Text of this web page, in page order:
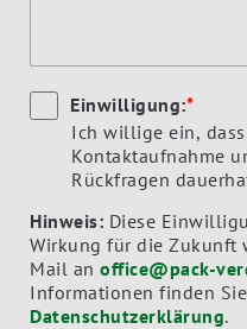
Einwilligung:*
Ich willige ein,
Kontaktaufnahme
Rückfragen
Hinweis: Diese
Wirkung für die Zukunft
Mail an office@pack-
Informationen finden
Datenschutzerklärung.